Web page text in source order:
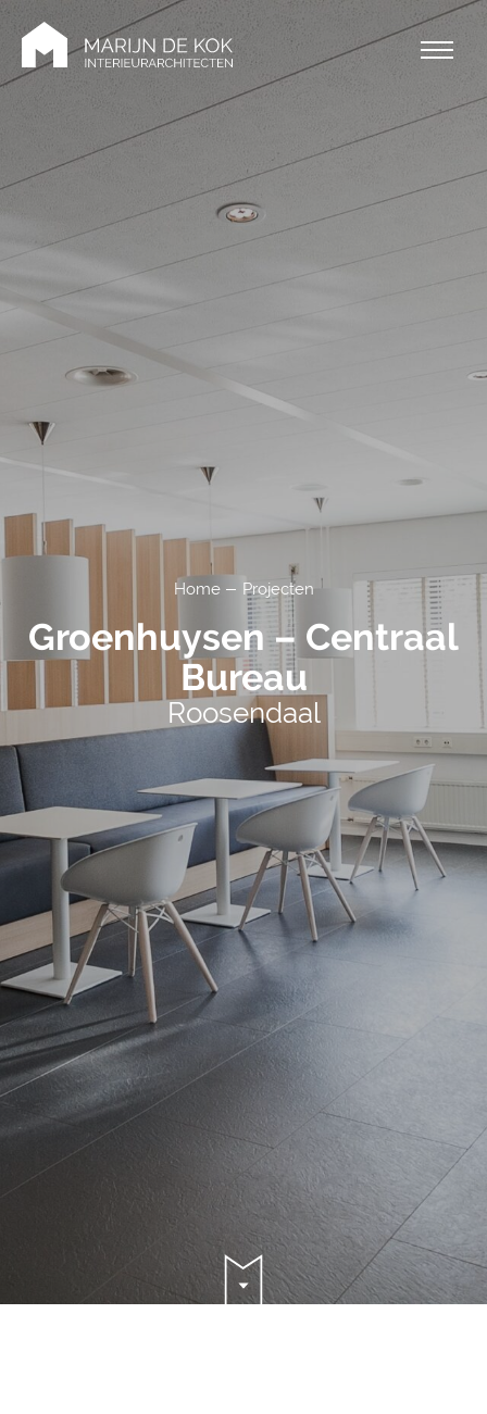
Home Projecten
Groenhuysen – Centraal
Bureau
Roosendaal